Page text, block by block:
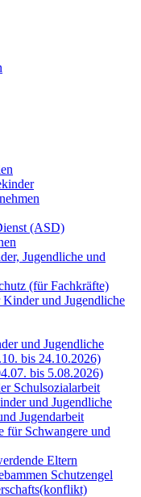
(ASD)
Jugendliche und
(für Fachkräfte)
und Jugendliche
und Jugendliche
bis 24.10.2026)
bis 5.08.2026)
Schulsozialarbeit
und Jugendliche
Jugendarbeit
für Schwangere und
Eltern
Schutzengel